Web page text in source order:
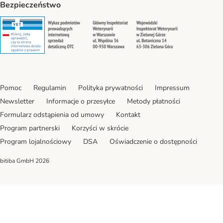
Bezpieczeństwo
Security Security Security
Pomoc Regulamin Polityka prywatności
Impressum
Newsletter
Informacje o przesyłce
Metody płatności
Formularz odstąpienia od umowy
Kontakt
Program partnerski
Korzyści w skrócie
Program lojalnościowy
DSA Oświadczenie o dostępności
bitiba GmbH 2026